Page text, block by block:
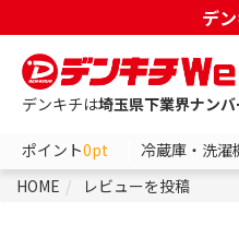
デ
デンキチは埼玉県下業界ナン
ポイント0pt 冷蔵庫・洗濯
HOME
レビューを投稿